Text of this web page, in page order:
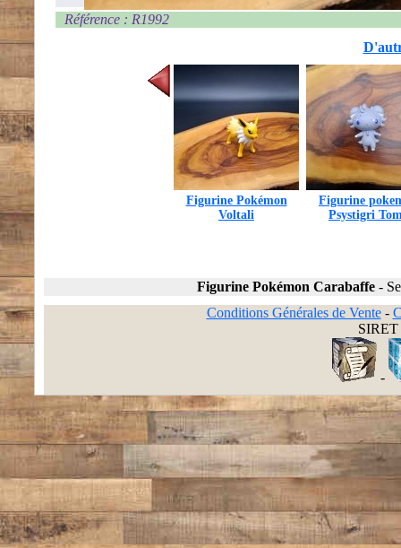
Référence : R1992
Figurine Pokémon
Voltali
Figurine
Psystigri
Figurine Pokémon Carabaffe -
Conditions Générales de Vente-
SIRET
-